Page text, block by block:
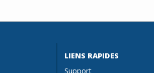
LIENS RAPIDES
Support